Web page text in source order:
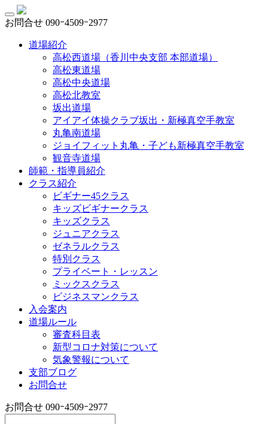
お問合せ 090ｰ4509ｰ2977
道場紹介
高松西道場（香川中央支部 本部道場）
高松東道場
高松中央道場
高松北教室
坂出道場
アイアイ体操クラブ坂出・新極真空手教室
丸亀南道場
ジョイフィット丸亀・子ども新極真空手教室
観音寺道場
師範・指導員紹介
クラス紹介
ビギナー45クラス
キッズビギナークラス
キッズクラス
ジュニアクラス
ゼネラルクラス
特別クラス
プライベート・レッスン
ミックスクラス
ビジネスマンクラス
入会案内
道場ルール
審査科目表
新型コロナ対策について
気象警報について
支部ブログ
お問合せ
お問合せ 090ｰ4509ｰ2977